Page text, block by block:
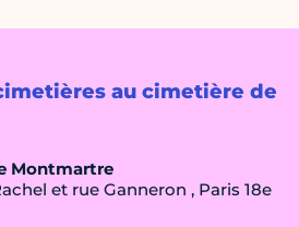
au cimetière de
Montmartre
et rue Ganneron , Paris 18e